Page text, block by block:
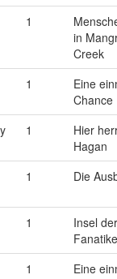
1
in
Creek
1
Eine
Chance
1
Hier
Hagan
1 Die
1
Insel der
1
Eine